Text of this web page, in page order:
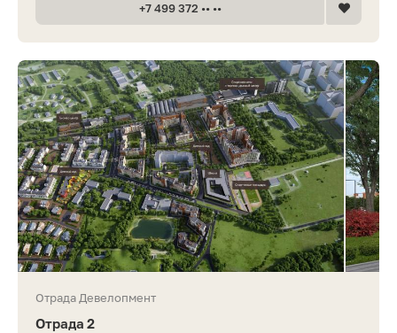
+7 499 372 •• ••
Отрада Девелопмент
Отрада 2